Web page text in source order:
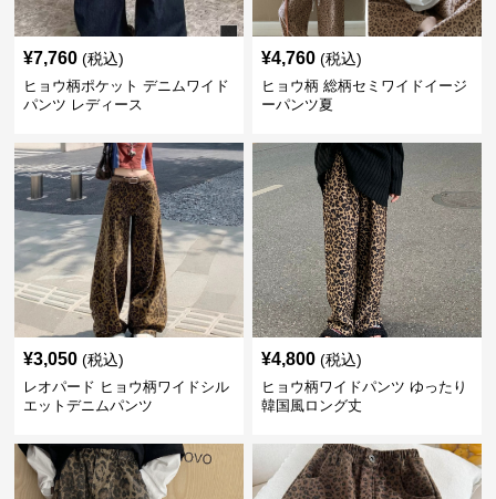
¥7,760 (税込)
ヒョウ柄ポケット デニムワイド
パンツ レディース
¥4,760 (税込)
ヒョウ柄 総柄セミワイドイージ
ーパンツ夏
¥3,050 (税込)
レオパード ヒョウ柄ワイドシル
エットデニムパンツ
¥4,800 (税込)
ヒョウ柄ワイドパンツ ゆったり
韓国風ロング丈